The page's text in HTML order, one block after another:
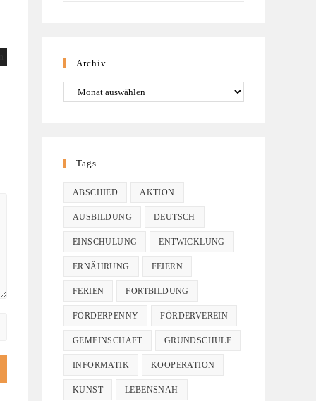
Archiv
Tags
ABSCHIED AKTION
AUSBILDUNG DEUTSCH
EINSCHULUNG ENTWICKLUNG
ERNÄHRUNG FEIERN
FERIEN FORTBILDUNG
FÖRDERPENNY FÖRDERVEREIN
GEMEINSCHAFT GRUNDSCHULE
INFORMATIK KOOPERATION
KUNST LEBENSNAH